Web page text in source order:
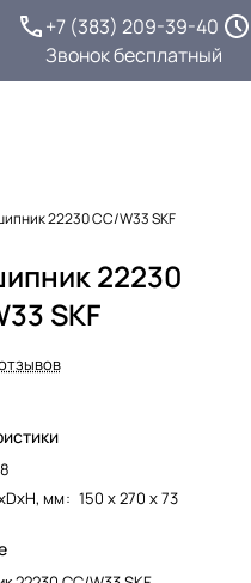
+7 (383) 209-39-40
Звонок бесплатный
22230 CC/W33 SKF
22230
SKF
мм: 150 х 270 х 73